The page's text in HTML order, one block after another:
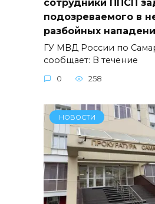
сотрудники ППСП
подозреваемого в
разбойных
ГУ МВД России по
сообщает: В течение
0 258
НОВОСТИ